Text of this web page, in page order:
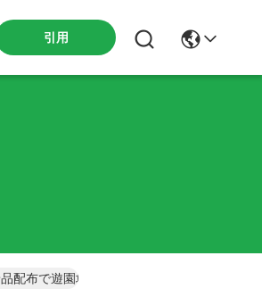
引用
布で遊園地、アーケード、ファミリーエ